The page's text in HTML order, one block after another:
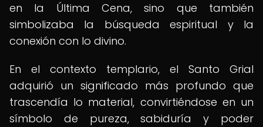
en la Última Cena, sino que también
simbolizaba la búsqueda espiritual y la
conexión con lo divino.
En el contexto templario, el Santo Grial
adquirió un significado más profundo que
trascendía lo material, convirtiéndose en un
símbolo de pureza, sabiduría y poder